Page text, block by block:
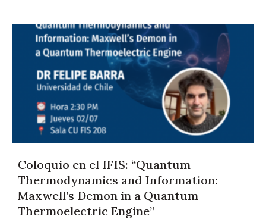
Coloquio en el IFIS: “Quantum
Thermodynamics and Information:
Maxwell’s Demon in a Quantum
Thermoelectric Engine”